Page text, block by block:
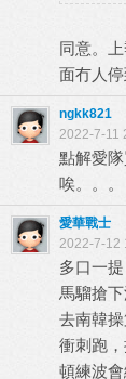
同意。
面冇人
ngkk821
2022-7-11
點解愛
唉。。。
愛華戰士
2022-7-12
多口一
馬騮搶
去南韓
衝刺跑
頓練波